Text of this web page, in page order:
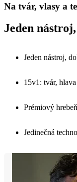
Na tvár, vlasy a
Jeden
Jeden nástroj,
15v1: tvár,
Prémiový
Jedinečná